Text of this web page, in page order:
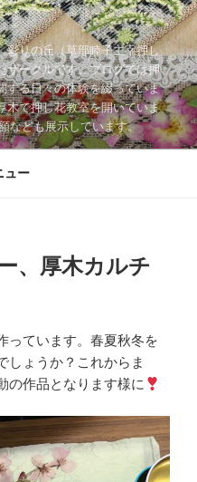
彩りの丘（草部睦子主宰押し
サークルです。ブログでは押
する日々の体験を綴っていま
木で押し花教室を開いていま
なども展示しています。
ュー
、厚木カルチ
っています。春夏秋冬を
しょうか？これからま
の作品となります様に